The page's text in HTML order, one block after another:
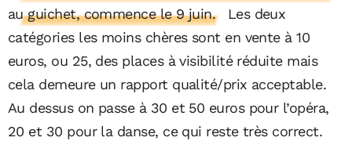
au guichet, commence le 9 juin.
Les deux
catégories les moins chères sont en vente à 10
euros, ou 25, des places à visibilité réduite mais
cela demeure un rapport qualité/prix acceptable.
Au dessus on passe à 30 et 50 euros pour l’opéra,
20 et 30 pour la danse, ce qui reste très correct.